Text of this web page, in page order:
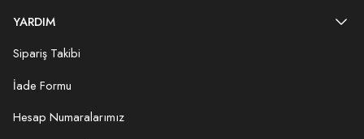
YARDIM
Sipariş Takibi
İade Formu
Hesap Numaralarımız